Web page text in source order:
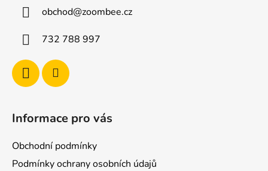
obchod@zoombee.cz
732 788 997
Informace pro vás
Obchodní podmínky
Podmínky ochrany osobních údajů